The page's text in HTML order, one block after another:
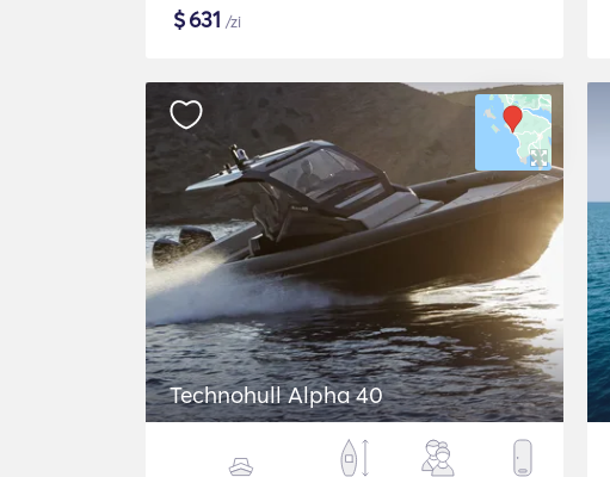
$631 /zi
Technohull Alpha 40